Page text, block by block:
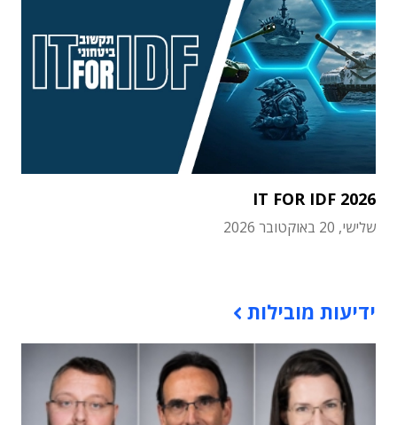
IT FOR IDF 2026
שלישי, 20 באוקטובר 2026
ידיעות מובילות